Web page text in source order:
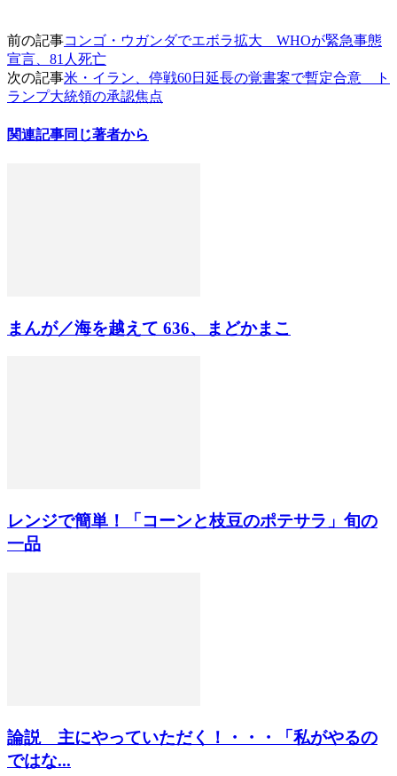
前の記事コンゴ・ウガンダでエボラ拡大 WHOが緊急事態
宣言、81人死亡
次の記事米・イラン、停戦60日延長の覚書案で暫定合意 ト
ランプ大統領の承認焦点
関連記事同じ著者から
まんが／海を越えて 636、まどかまこ
レンジで簡単！「コーンと枝豆のポテサラ」旬の
一品
論説 主にやっていただく！・・・「私がやるの
ではな...